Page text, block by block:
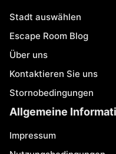
Stadt auswählen
Escape Room Blog
Über uns
Kontaktieren Sie uns
Stornobedingungen
Allgemeine
Impressum